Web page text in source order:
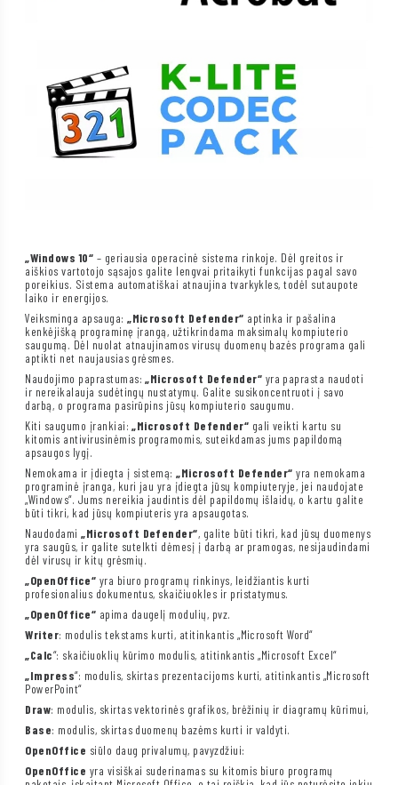
„Windows 10“ – geriausia operacinė sistema rinkoje. Dėl greitos ir
aiškios vartotojo sąsajos galite lengvai pritaikyti funkcijas pagal savo
poreikius. Sistema automatiškai atnaujina tvarkykles, todėl sutaupote
laiko ir energijos.
Veiksminga apsauga:„Microsoft Defender“ aptinka ir pašalina
kenkėjišką programinę įrangą, užtikrindama maksimalų kompiuterio
saugumą. Dėl nuolat atnaujinamos virusų duomenų bazės programa gali
aptikti net naujausias grėsmes.
Naudojimo paprastumas:„Microsoft Defender“ yra paprasta naudoti
ir nereikalauja sudėtingų nustatymų. Galite susikoncentruoti į savo
darbą, o programa pasirūpins jūsų kompiuterio saugumu.
Kiti saugumo įrankiai:„Microsoft Defender“ gali veikti kartu su
kitomis antivirusinėmis programomis, suteikdamas jums papildomą
apsaugos lygį.
Nemokama ir įdiegta į sistemą:„Microsoft Defender“ yra nemokama
programinė įranga, kuri jau yra įdiegta jūsų kompiuteryje, jei naudojate
„Windows“. Jums nereikia jaudintis dėl papildomų išlaidų, o kartu galite
būti tikri, kad jūsų kompiuteris yra apsaugotas.
Naudodami„Microsoft Defender“, galite būti tikri, kad jūsų duomenys
yra saugūs, ir galite sutelkti dėmesį į darbą ar pramogas, nesijaudindami
dėl virusų ir kitų grėsmių.
„OpenOffice“ yra biuro programų rinkinys, leidžiantis kurti
profesionalius dokumentus, skaičiuokles ir pristatymus.
„OpenOffice“ apima daugelį modulių, pvz.
Writer: modulis tekstams kurti, atitinkantis „Microsoft Word“
„Calc“: skaičiuoklių kūrimo modulis, atitinkantis „Microsoft Excel“
„Impress“: modulis, skirtas prezentacijoms kurti, atitinkantis „Microsoft
PowerPoint“
Draw: modulis, skirtas vektorinės grafikos, brėžinių ir diagramų kūrimui,
Base: modulis, skirtas duomenų bazėms kurti ir valdyti.
OpenOffice siūlo daug privalumų, pavyzdžiui:
OpenOffice yra visiškai suderinamas su kitomis biuro programų